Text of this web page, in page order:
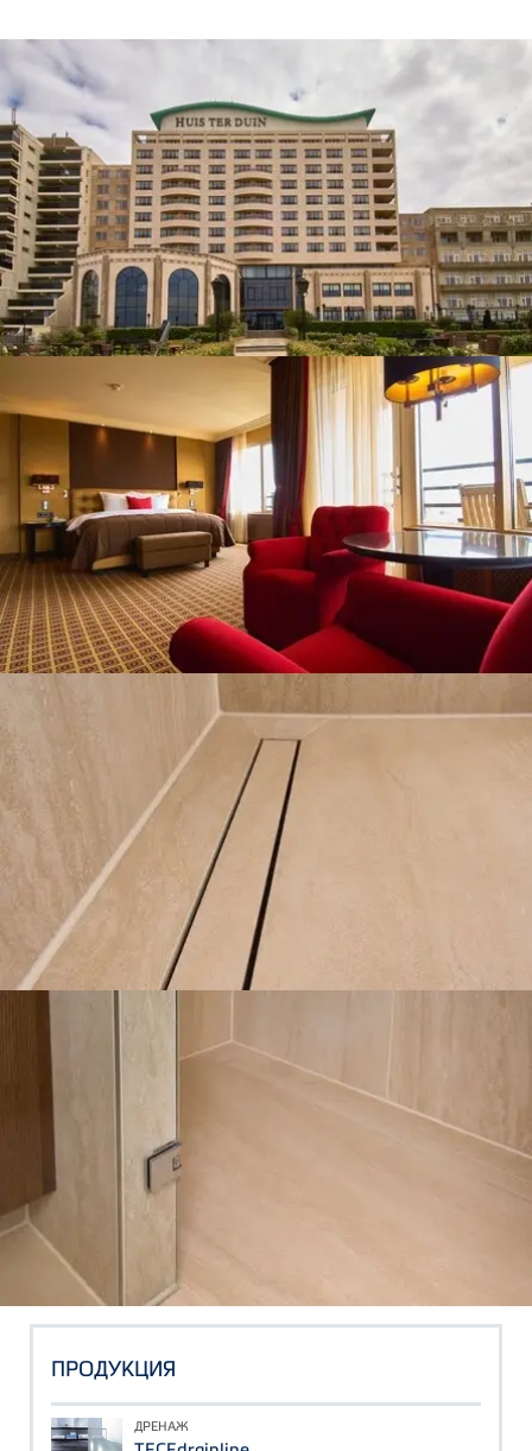
ПРОДУКЦИЯ
ДРЕНАЖ